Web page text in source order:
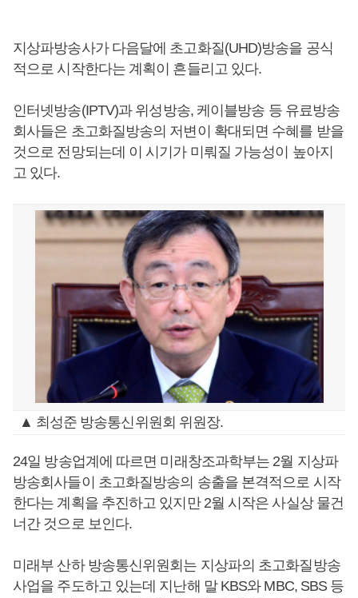
지상파방송사가 다음달에 초고화질(UHD)방송을 공식
적으로 시작한다는 계획이 흔들리고 있다.
인터넷방송(IPTV)과 위성방송, 케이블방송 등 유료방송
회사들은 초고화질방송의 저변이 확대되면 수혜를 받을
것으로 전망되는데 이 시기가 미뤄질 가능성이 높아지
고 있다.
▲ 최성준 방송통신위원회 위원장.
24일 방송업계에 따르면 미래창조과학부는 2월 지상파
방송회사들이 초고화질방송의 송출을 본격적으로 시작
한다는 계획을 추진하고 있지만 2월 시작은 사실상 물건
너간 것으로 보인다.
미래부 산하 방송통신위원회는 지상파의 초고화질방송
사업을 주도하고 있는데 지난해 말 KBS와 MBC, SBS 등